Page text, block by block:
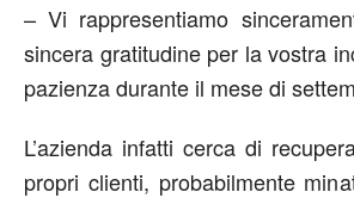
– Vi rappresentiamo
sincera gratitudine per la vostra
pazienza durante il mese di
L’azienda infatti cerca di
propri clienti, probabilmente